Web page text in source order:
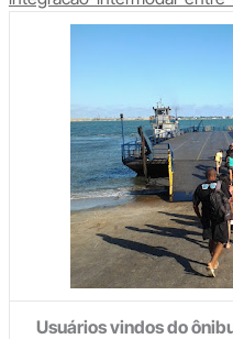
Usuários vindos do